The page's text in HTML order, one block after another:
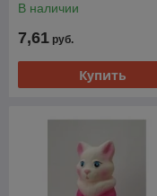
В наличии
7,61 руб.
Купить